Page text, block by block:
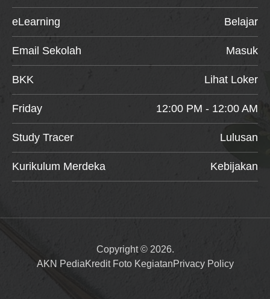
eLearning Belajar
Email Sekolah Masuk
BKK Lihat Loker
Friday 12:00 PM - 12:00 AM
Study Tracer Lulusan
Kurikulum Merdeka Kebijakan
Copyright © 2026.
AKN PediaKredit Foto KegiatanPrivacy Policy